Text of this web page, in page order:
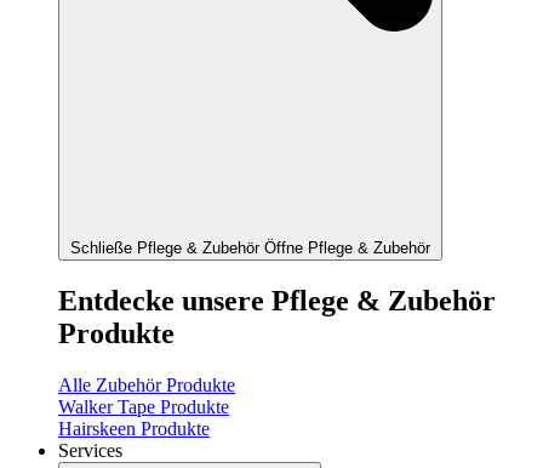
Schließe Pflege & Zubehör Öffne Pflege & Zubehör
Entdecke unsere Pflege & Zubehör
Produkte
Alle Zubehör Produkte
Walker Tape Produkte
Hairskeen Produkte
Services